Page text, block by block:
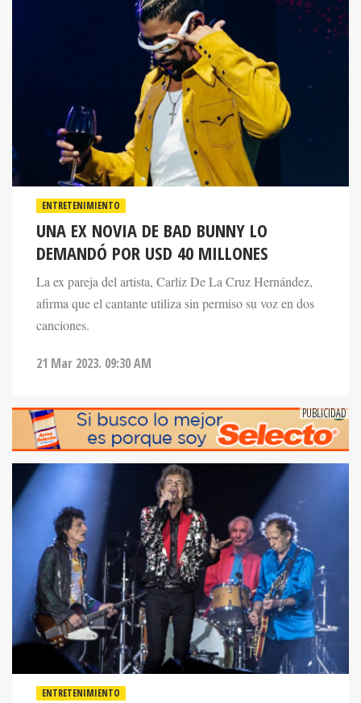
ENTRETENIMIENTO
UNA EX NOVIA DE BAD BUNNY LO
DEMANDÓ POR USD 40 MILLONES
La ex pareja del artista, Carliz De La Cruz Hernández,
afirma que el cantante utiliza sin permiso su voz en dos
canciones.
21 Mar 2023. 09:30 AM
ENTRETENIMIENTO
LOS ROLLING STONES PRESENTARON UNA